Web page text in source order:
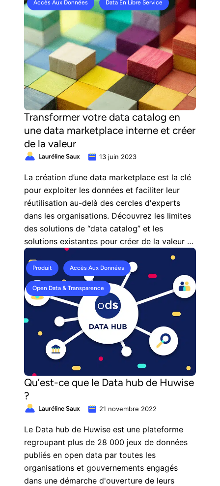
Accès Aux Données Data En Libre Service
Transformer votre data catalog en
une data marketplace interne et créer
de la valeur
Lauréline Saux 13 juin 2023
La création d’une data marketplace est la clé
pour exploiter les données et faciliter leur
réutilisation au-delà des cercles d'experts
dans les organisations. Découvrez les limites
des solutions de “data catalog” et les
solutions existantes pour créer de la valeur à
partir de vos données.
Produit Accès Aux Données
Open Data & Transparence
Qu’est-ce que le Data hub de Huwise
?
Lauréline Saux 21 novembre 2022
Le Data hub de Huwise est une plateforme
regroupant plus de 28 000 jeux de données
publiés en open data par toutes les
organisations et gouvernements engagés
dans une démarche d'ouverture de leurs